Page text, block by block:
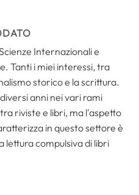
Internazionali e
Tanti i miei interessi, tra
storico e la scrittura.
anni nei vari rami
riviste e libri, ma l'aspetto
in questo settore è
lettura compulsiva di libri